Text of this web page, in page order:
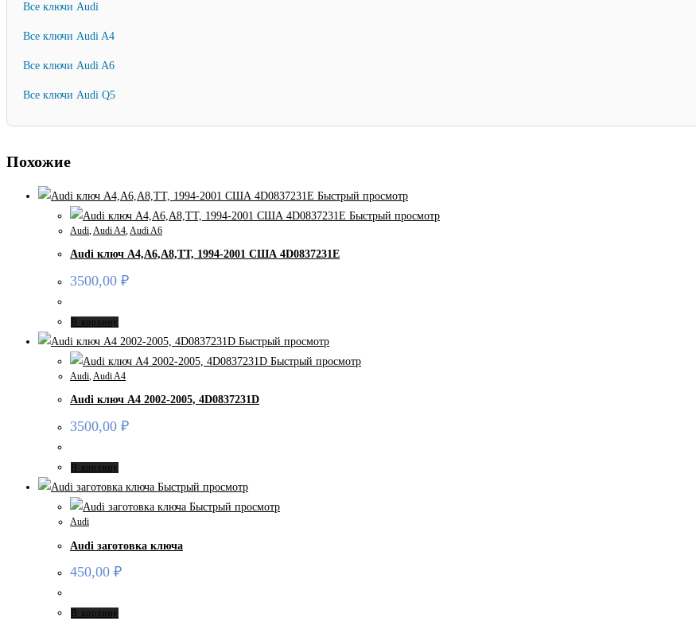
Все ключи Audi
Все ключи Audi A4
Все ключи Audi A6
Все ключи Audi Q5
Похожие
Быстрый просмотр
Быстрый просмотр
Audi Audi A4 Audi A6
Audi ключ A4,A6,A8,TT, 1994-2001 США 4D0837231E
3500,00 ₽
В корзину
Быстрый просмотр
Быстрый просмотр
Audi,Audi A4
Audi ключ A4 2002-2005, 4D0837231D
3500,00 ₽
В корзину
Быстрый просмотр
Быстрый просмотр
Audi
Audi заготовка ключа
450,00 ₽
В корзину